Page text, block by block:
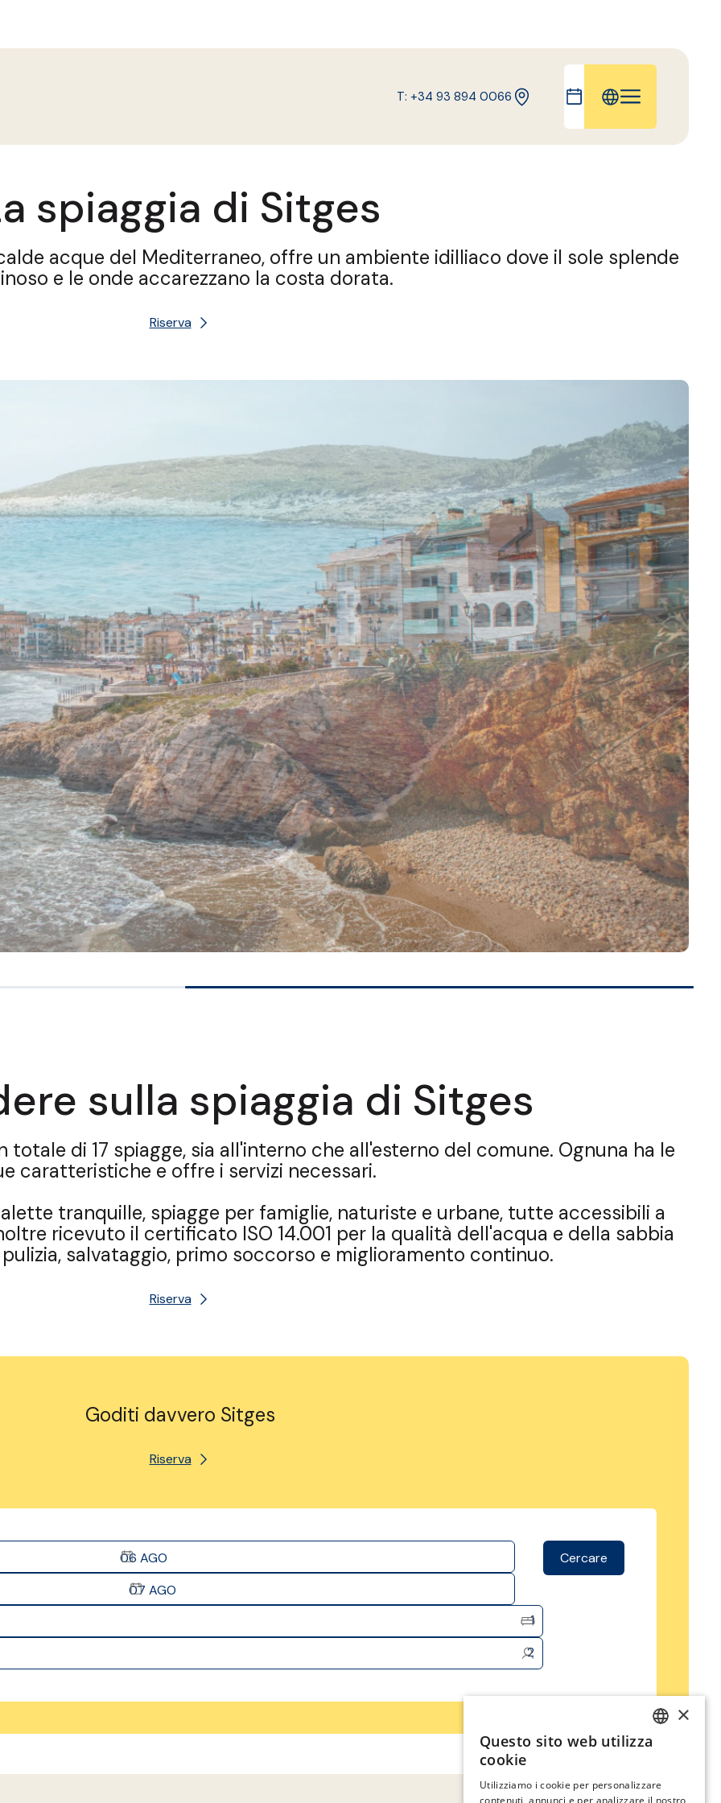
T: +34 93 894 0066
spiaggia di Sitges
acque del Mediterraneo, offre un ambiente idilliaco dove il sole splende
e le onde accarezzano la costa dorata.
Riserva
sulla spiaggia di Sitges
di 17 spiagge, sia all'interno che all'esterno del comune. Ognuna ha le
caratteristiche e offre i servizi necessari.
tranquille, spiagge per famiglie, naturiste e urbane, tutte accessibili a
ricevuto il certificato ISO 14.001 per la qualità dell'acqua e della sabbia
salvataggio, primo soccorso e miglioramento continuo.
Riserva
Goditi davvero Sitges
Riserva
06 AGO
07 AGO
1
2
Cercare
CATALAN
×
Questo sito web utilizza
cookie
Utilizziamo i cookie per personalizzare
contenuti, annunci e per analizzare il nostro